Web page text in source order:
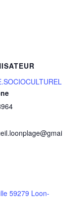
59279 Loon-